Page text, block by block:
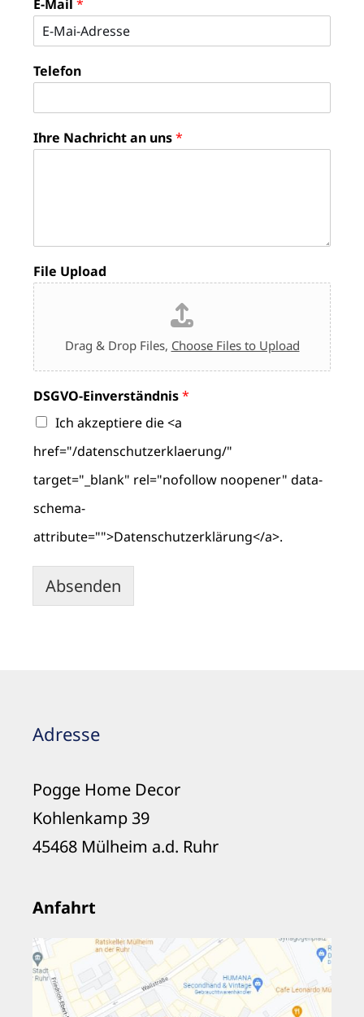
r
m
e
a
-
M
a
l
n
a
E-Mail *
Telefon
Ihre Nachricht an uns*
File Upload
Drag & Drop Files, Choose Files to Upload
DSGVO-Einverständnis*
Ich akzeptiere die <a
href="/datenschutzerklaerung/"
target="_blank" rel="nofollow noopener" data-
schema-
attribute="">Datenschutzerklärung</a>.
Absenden
Adresse
Pogge Home Decor
Kohlenkamp 39
45468 Mülheim a.d. Ruhr
Anfahrt